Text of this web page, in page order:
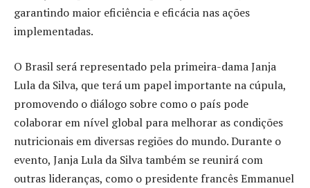
garantindo maior eficiência e eficácia nas ações
implementadas.
O Brasil será representado pela primeira-dama Janja
Lula da Silva, que terá um papel importante na cúpula,
promovendo o diálogo sobre como o país pode
colaborar em nível global para melhorar as condições
nutricionais em diversas regiões do mundo. Durante o
evento, Janja Lula da Silva também se reunirá com
outras lideranças, como o presidente francês Emmanuel